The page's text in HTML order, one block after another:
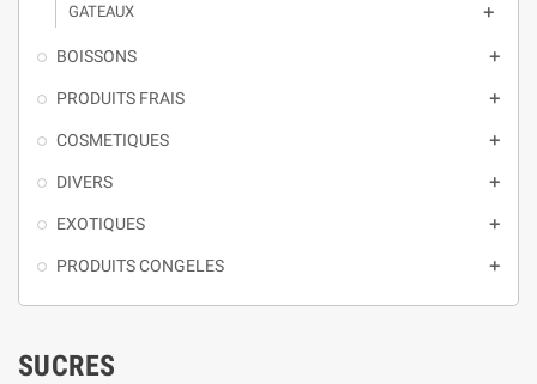
GATEAUX

BOISSONS 
PRODUITS FRAIS 
COSMETIQUES 
DIVERS 
EXOTIQUES 
PRODUITS CONGELES 
SUCRES